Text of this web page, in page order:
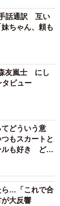
話通訳 互い
ちゃん、頼も
友嵐士 にし
タビュー
てどういう意
もスカートと
ルも好き どの
ら…「これで合
が大反響